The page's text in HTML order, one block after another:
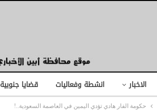
الاخبار انشطة وفعاليات قضايا جنوبية
حكومة الفار هادي تؤدي اليمين في العاصمة السعودية..!